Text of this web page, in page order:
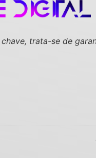
trata-se de